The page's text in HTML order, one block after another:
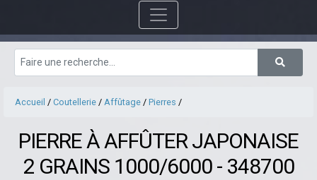
Accueil / Coutellerie / Affûtage / Pierres /
PIERRE À AFFÛTER JAPONAISE
2 GRAINS 1000/6000 - 348700